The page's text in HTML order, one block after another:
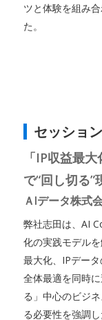
ツと体験を組み
た。
セッショ
「IP収益最
で“回し切る”
ＡIデータ株
弊社志田は、AI
化の実践モデル
最大化、IPデー
全体最適を同時
る」中心のビジ
る必要性を強調